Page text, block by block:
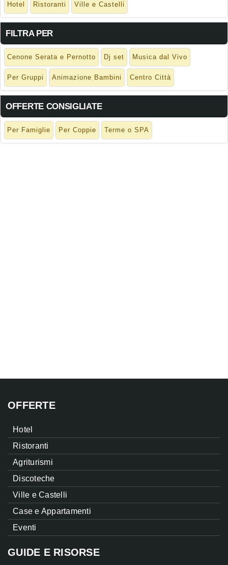
Hotel Ristoranti Ville e Castelli
FILTRA PER
Cenone Serata e Pernotto Dj set Musica dal Vivo
Per Gruppi Animazione Bambini Centro Città
OFFERTE CONSIGLIATE
Per Famiglie Per Coppie Terme o SPA
OFFERTE
Hotel
Ristoranti
Agriturismi
Discoteche
Ville e Castelli
Case e Appartamenti
Eventi
GUIDE E RISORSE